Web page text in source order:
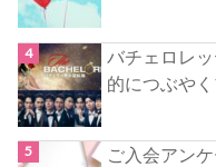
バチェロレ
的につぶや
ご入会アンケ